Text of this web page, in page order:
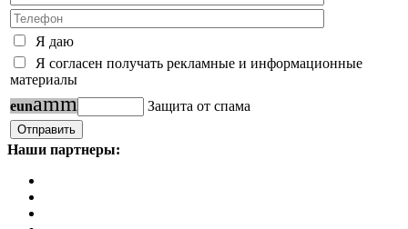
Я даю
Я согласен получать рекламные и информационные
материалы
eunamm Защита от спама
Наши партнеры: